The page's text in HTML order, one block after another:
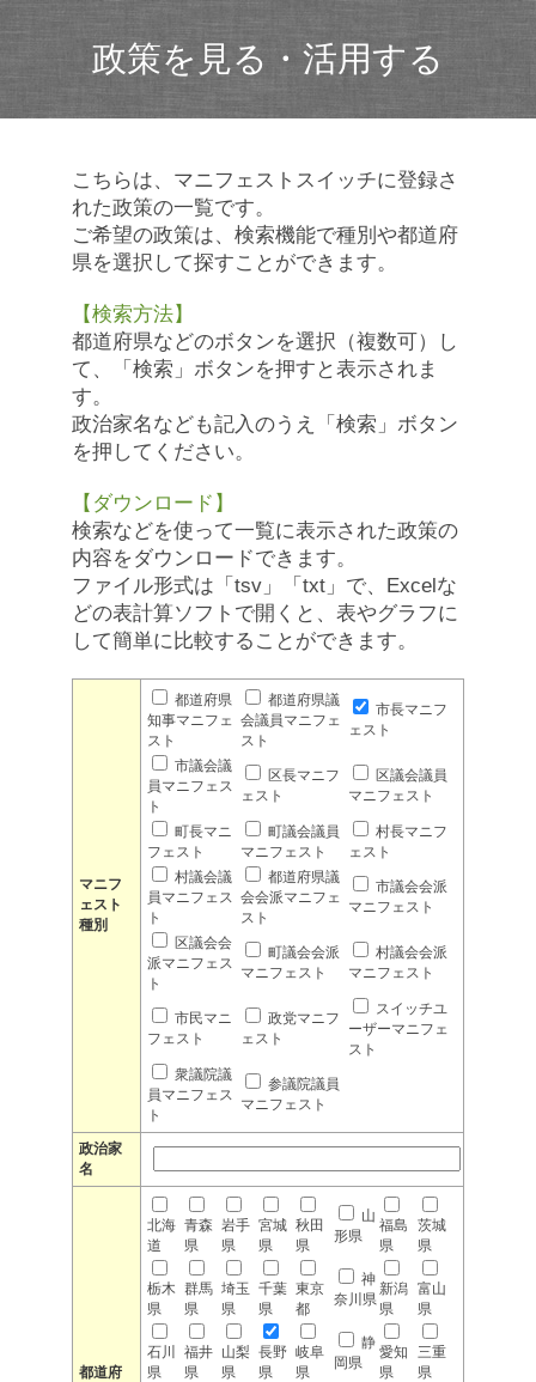
政策を見る・活用する
こちらは、マニフェストスイッチに登録さ
れた政策の一覧です。
ご希望の政策は、検索機能で種別や都道府
県を選択して探すことができます。
【検索方法】
都道府県などのボタンを選択（複数可）し
て、「検索」ボタンを押すと表示されま
す。
政治家名なども記入のうえ「検索」ボタン
を押してください。
【ダウンロード】
検索などを使って一覧に表示された政策の
内容をダウンロードできます。
ファイル形式は「tsv」「txt」で、Excelな
どの表計算ソフトで開くと、表やグラフに
して簡単に比較することができます。
マニフ
ェスト
種別
都道府県
知事マニフェ
スト
都道府県議
会議員マニフェ
スト
市長マニフ
ェスト
市議会議
員マニフェス
ト
区長マニフ
ェスト
区議会議員
マニフェスト
町長マニ
フェスト
町議会議員
マニフェスト
村長マニフ
ェスト
村議会議
員マニフェス
ト
都道府県議
会会派マニフェ
スト
市議会会派
マニフェスト
区議会会
派マニフェス
ト
町議会会派
マニフェスト
村議会会派
マニフェスト
市民マニ
フェスト
政党マニフ
ェスト
スイッチユ
ーザーマニフェ
スト
衆議院議
員マニフェス
ト
参議院議員
マニフェスト
政治家
名
都道府
北海
道
青森
県
岩手
県
宮城
県
秋田
県
山
形県
福島
県
茨城
県
栃木
県
群馬
県
埼玉
県
千葉
県
東京
都
神
奈川県
新潟
県
富山
県
石川
県
福井
県
山梨
県
長野
県
岐阜
県
静
岡県
愛知
県
三重
県